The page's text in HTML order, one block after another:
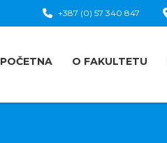
+387 (0) 57 340 847
POČETNA O FAKULTETU